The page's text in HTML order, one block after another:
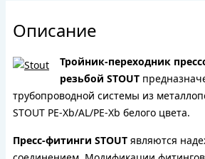
Описание
Тройник-переходник
резьбой STOUT
трубопроводной системы из
STOUT PE-Xb/AL/PE-Xb белого цвета.
Пресс-фитинги STOUT являются